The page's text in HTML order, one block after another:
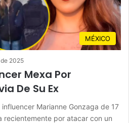
MÉXICO
2025
Mexa Por
De Su Ex
Marianne Gonzaga de 17
recientemente por atacar con un